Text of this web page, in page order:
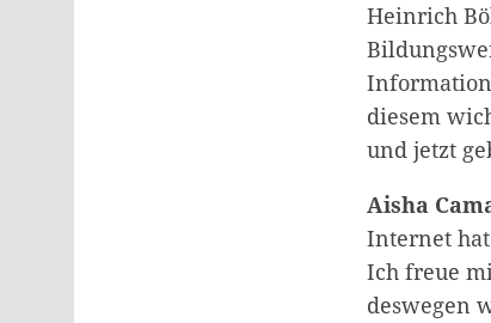
Heinrich
diesem
und jetzt
Aisha
Internet
Ich freue
deswegen